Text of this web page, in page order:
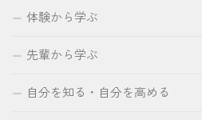
体験から学ぶ
先輩から学ぶ
自分を知る・自分を高める